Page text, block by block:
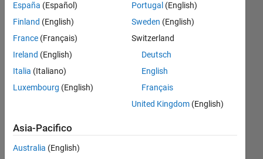
España (Español)
Finland (English)
France (Français)
Ireland (English)
Italia (Italiano)
Luxembourg (English)
Portugal (English)
Sweden (English)
Switzerland
Deutsch
English
Français
United Kingdom(English)
Asia-Pacifico
Australia (English)